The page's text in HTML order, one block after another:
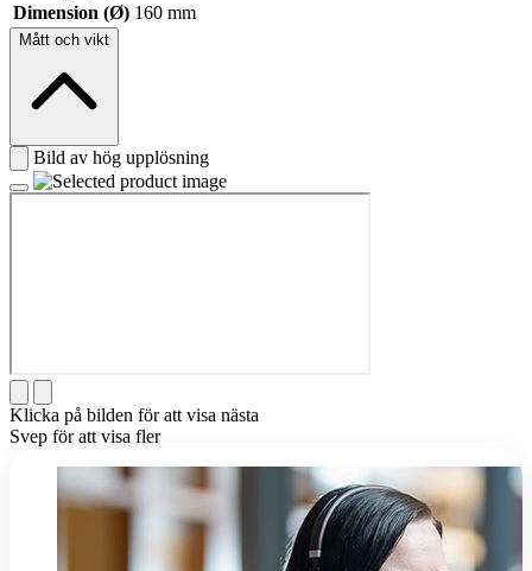
Dimension (Ø) 160 mm
Mått och vikt
Bild av hög upplösning
Klicka på bilden för att visa nästa
Svep för att visa fler